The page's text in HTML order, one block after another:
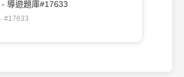
導遊題庫#17633
#17633